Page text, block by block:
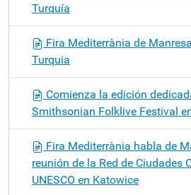
Turquía
Fira Mediterrània de
Turquia
Comienza la edición
Smithsonian Folklive Festival
Fira Mediterrània habla de
reunión de la Red de Ciudades
UNESCO en Katowice